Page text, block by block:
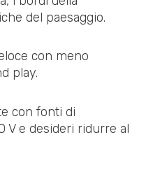
del paesaggio.
con meno
play.
con fonti di
V e desideri ridurre al